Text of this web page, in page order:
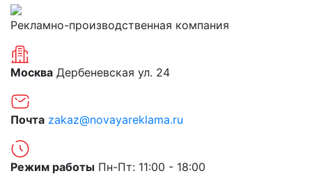
Рекламно-производственная компания
Москва Дербеневская ул. 24
Почта zakaz@novayareklama.ru
Режим работы Пн-Пт: 11:00 - 18:00